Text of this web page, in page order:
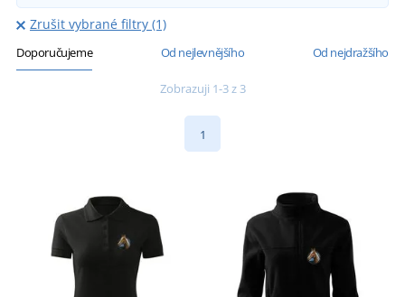
Zrušit vybrané filtry (1)
Doporučujeme Od nejlevnějšího Od nejdražšího
Zobrazuji 1-3 z 3
1